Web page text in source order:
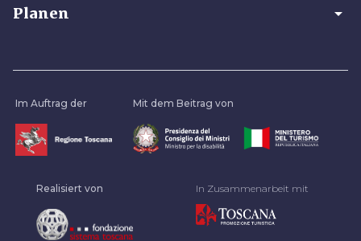
Planen arrow_drop_down
Im Auftrag der Mit dem Beitrag von
Realisiert von In Zusammenarbeit mit